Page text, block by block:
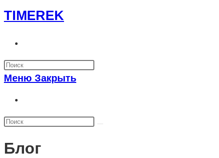
Перейти
к
TIMEREK
по
веб-
Меню Закрыть
по
сайту
Блог